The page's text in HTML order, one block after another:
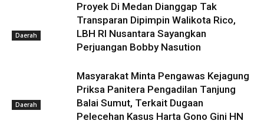
Daerah
Proyek Di Medan Dianggap Tak
Transparan Dipimpin Walikota Rico,
LBH RI Nusantara Sayangkan
Perjuangan Bobby Nasution
Daerah
Masyarakat Minta Pengawas Kejagung
Priksa Panitera Pengadilan Tanjung
Balai Sumut, Terkait Dugaan
Pelecehan Kasus Harta Gono Gini HN